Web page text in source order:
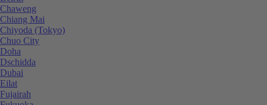
Chaweng
Chiang Mai
Chiyoda (Tokyo)
Chuo City
Doha
Dschidda
Dubai
Eilat
Fujairah